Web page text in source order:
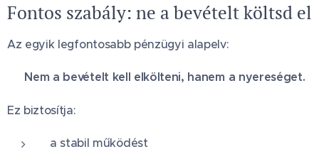
Fontos szabály: ne a bevételt költsd el
Az egyik legfontosabb pénzügyi alapelv:
Nem a bevételt kell elkölteni, hanem a nyereséget.
Ez biztosítja:
a stabil működést